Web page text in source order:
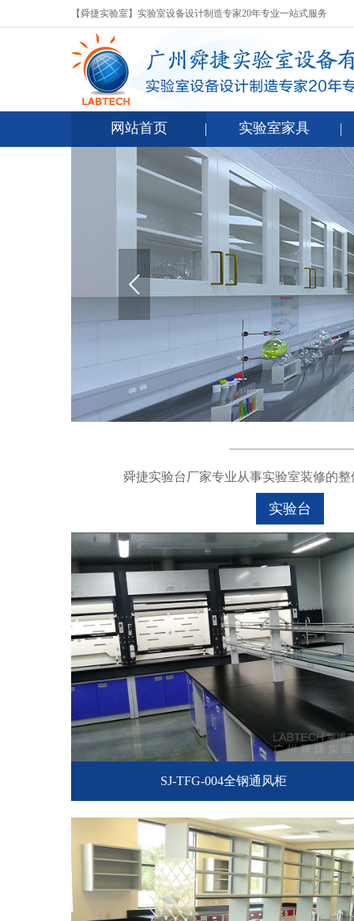
【舜捷实验室】实验室设备设计制造专家20年专业一站式服务
网站首页 实验室家具
舜捷实验台厂家专业从事实验室装修的
实验台
SJ-TFG-004全钢通风柜